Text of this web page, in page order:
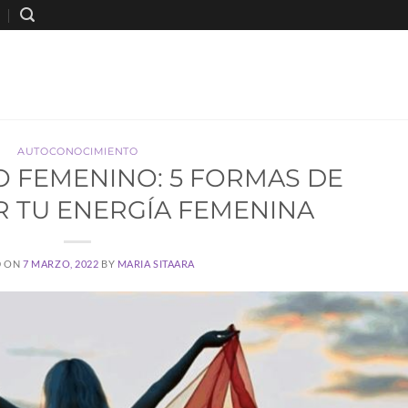
AUTOCONOCIMIENTO
FEMENINO: 5 FORMAS DE
TU ENERGÍA FEMENINA
ON7 MARZO, 2022 BY MARIA SITAARA